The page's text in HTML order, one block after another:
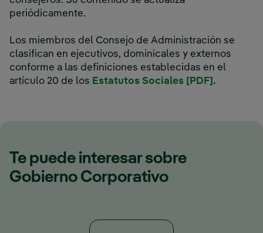
periódicamente.
Los miembros del Consejo de Administración se
clasifican en ejecutivos, dominicales y externos
conforme a las definiciones establecidas en el
artículo 20 de los Estatutos Sociales [PDF].
Te puede interesar sobre
Gobierno Corporativo